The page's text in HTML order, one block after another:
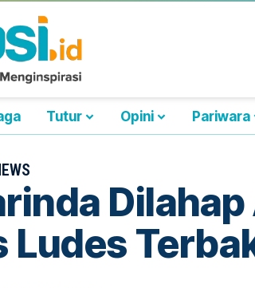
Tutur Opini Pariwara
Dilahap
Ludes